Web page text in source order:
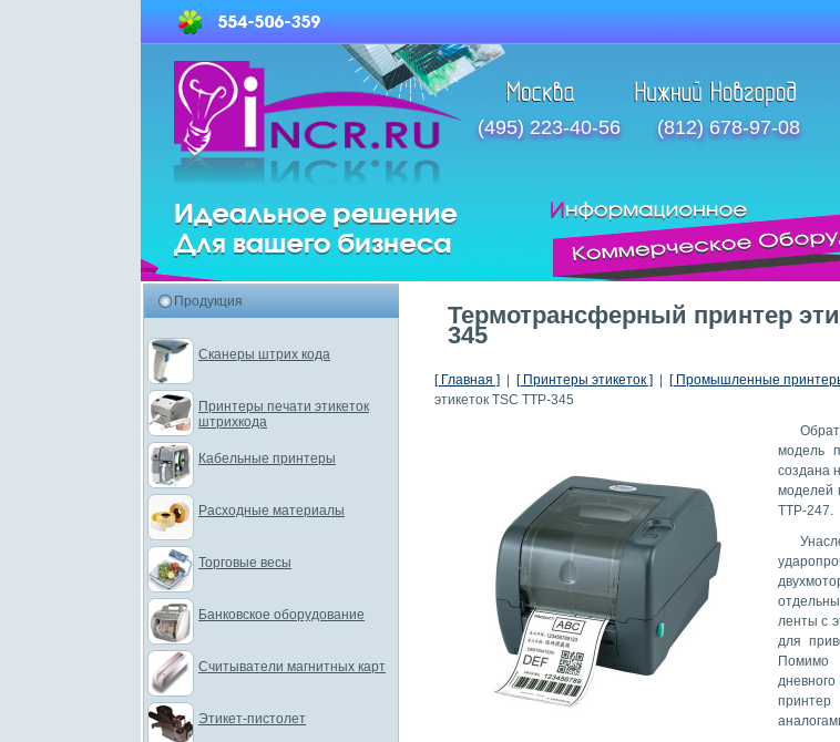
(495) 223-40-56 (812) 678-97-08
Термотрансферный принтер
345
[ Главная ] [ Принтеры этикеток ] [ Промышленные
этикеток TSC TTP-345
модель
создана
моделей
TTP-247.
ленты с
для
Помимо
Продукция
Сканеры штрих кода
Принтеры печати этикеток
штрихкода
Кабельные принтеры
Расходные материалы
Торговые весы
Банковское оборудование
Считыватели магнитных карт
Этикет-пистолет